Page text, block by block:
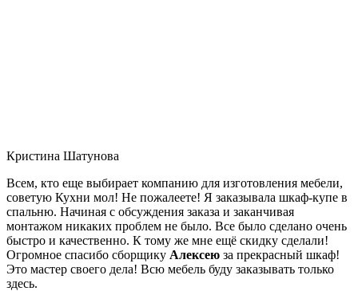
Кристина Шатунова
Всем, кто еще выбирает компанию для изготовления мебели,
советую Кухни мол! Не пожалеете! Я заказывала шкаф-купе в
спальню. Начиная с обсуждения заказа и заканчивая
монтажом никаких проблем не было. Все было сделано очень
быстро и качественно. К тому же мне ещё скидку сделали!
Огромное спасибо сборщику Алексею за прекрасный шкаф!
Это мастер своего дела! Всю мебель буду заказывать только
здесь.